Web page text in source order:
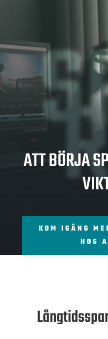
ATT BÖRJA
KOM IGÅNG
HOS